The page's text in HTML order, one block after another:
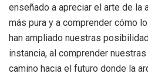
enseñado a apreciar el arte de la
más pura y a comprender cómo
han ampliado nuestras
instancia, al comprender
camino hacia el futuro donde la